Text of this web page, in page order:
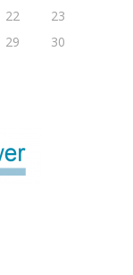
22
23
29
30